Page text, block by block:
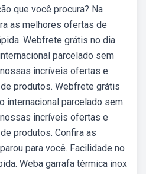
que você procura? Na
as melhores ofertas de
Webfrete grátis no dia
parcelado sem
incríveis ofertas e
produtos. Webfrete grátis
internacional parcelado sem
incríveis ofertas e
produtos. Confira as
para você. Facilidade no
Weba garrafa térmica inox